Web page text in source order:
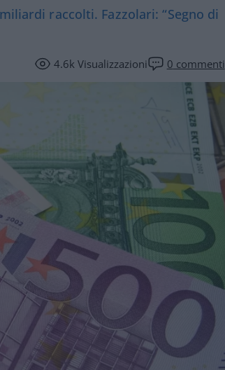
raccolti. Fazzolari: “Segno di
4.6kVisualizzazioni 0 commenti